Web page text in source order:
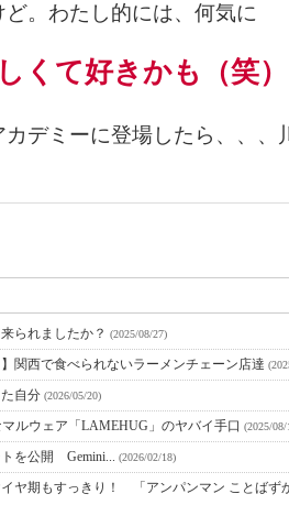
。わたし的には、何気に
くて好きかも（笑）
デミーに登場したら、、、
られましたか？ (2025/08/27)
関西で食べられないラーメンチェーン店達
自分 (2026/05/20)
ルウェア「LAMEHUG」のヤバイ手口 (2025/08/
トを公開 Gemini... (2026/02/18)
イヤ期もすっきり！ 「アンパンマン ことばず